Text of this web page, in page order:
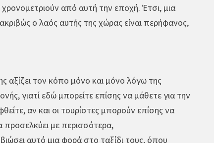
από αυτή την εποχή. Έτσι, μια
ο λαός αυτής της χώρας είναι περήφανος,
αξίζει τον κόπο μόνο και μόνο λόγω της
γιατί εδώ μπορείτε επίσης να μάθετε για την
αν και οι τουρίστες μπορούν επίσης να
με περισσότερα,
αυτό μια φορά στο ταξίδι τους, όπου